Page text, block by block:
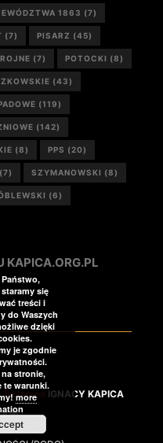
1863 (7)
(7) PISARZ (45)
(7) POTOCKI (8)
(43)
(119)
(142)
(8) PPS (20)
(7) SZYMANOWSKI (8)
(6)
KAPICA.ORG.PL
IGNACY KAPICA
się
treści i
do Waszych
dzięki
je zgodnie
stronie,
te warunki.
more